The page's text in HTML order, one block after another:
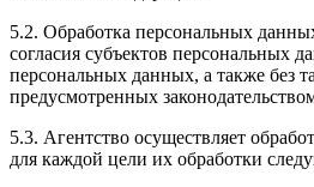
5.2. Обработка персональных
согласия субъектов персональных
персональных данных, а также без
предусмотренных
5.3. Агентство осуществляет
для каждой цели их обработки